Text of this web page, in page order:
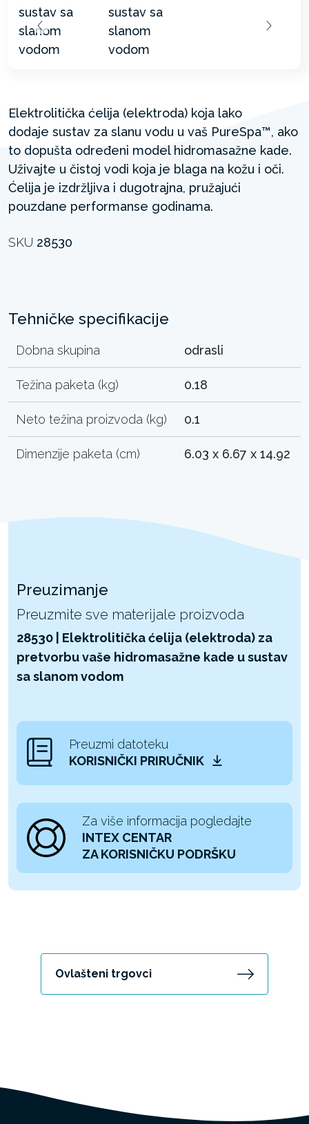
Elektrolitička ćelija (elektroda) koja lako
dodaje sustav za slanu vodu u vaš PureSpa™, ako
to dopušta određeni model hidromasažne kade.
Uživajte u čistoj vodi koja je blaga na kožu i oči.
Ćelija je izdržljiva i dugotrajna, pružajući
pouzdane performanse godinama.
SKU 28530
Tehničke specifikacije
Dobna skupina odrasli
Težina paketa (kg) 0.18
Neto težina proizvoda (kg) 0.1
Dimenzije paketa (cm) 6.03 x 6.67 x 14.92
Preuzimanje
Preuzmite sve materijale proizvoda
28530 | Elektrolitička ćelija (elektroda) za
pretvorbu vaše hidromasažne kade u sustav
sa slanom vodom
Preuzmi datoteku
KORISNIČKI PRIRUČNIK
Za više informacija pogledajte
INTEX CENTAR
ZA KORISNIČKU PODRŠKU
Ovlašteni trgovci